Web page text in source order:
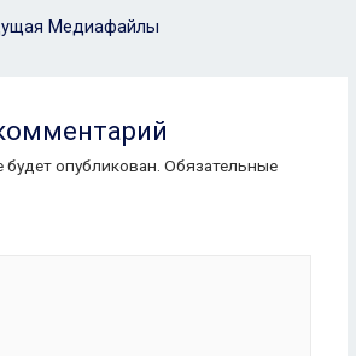
Медиафайлы
опубликован. Обязательные